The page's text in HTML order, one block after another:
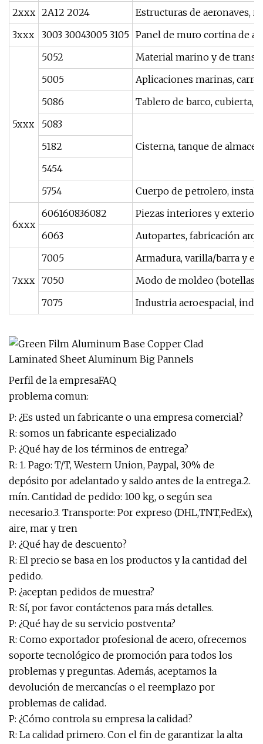
2xxx 2A12 2024
Estructuras de aeronaves,
3xxx
3003 30043005 3105 Panel de muro cortina de
5xxx
5052
Material marino y de
5005
Aplicaciones marinas,
5086
Tablero de barco, cubierta,
5083
Cisterna, tanque de
5182
5454
5754
Cuerpo de petrolero,
6xxx
606160836082
Piezas interiores y
6063
Autopartes, fabricación
7xxx
7005
Armadura, varilla/barra y
7050
Modo de moldeo (botellas),
7075
Industria aeroespacial,
Perfil de la empresaFAQ
problema comun:
P: ¿Es usted un fabricante o una empresa comercial?
R: somos un fabricante especializado
P: ¿Qué hay de los términos de entrega?
R: 1. Pago: T/T, Western Union, Paypal, 30% de
depósito por adelantado y saldo antes de la entrega.2.
mín. Cantidad de pedido: 100 kg, o según sea
necesario.3. Transporte: Por expreso (DHL,TNT,FedEx),
aire, mar y tren
P: ¿Qué hay de descuento?
R: El precio se basa en los productos y la cantidad del
pedido.
P: ¿aceptan pedidos de muestra?
R: Sí, por favor contáctenos para más detalles.
P: ¿Qué hay de su servicio postventa?
R: Como exportador profesional de acero, ofrecemos
soporte tecnológico de promoción para todos los
problemas y preguntas. Además, aceptamos la
devolución de mercancías o el reemplazo por
problemas de calidad.
P: ¿Cómo controla su empresa la calidad?
R: La calidad primero. Con el fin de garantizar la alta